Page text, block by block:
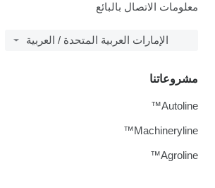
معلومات الاتصال بالبائع
الإمارات العربية المتحدة / العربية
مشروعاتنا
Autoline™
Machineryline™
Agroline™